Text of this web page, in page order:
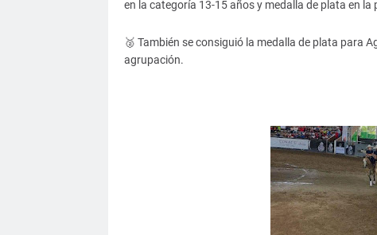
en la categoría 13-15 años y medalla de plata en la
🥈 También se consiguió la medalla de plata para
agrupación.